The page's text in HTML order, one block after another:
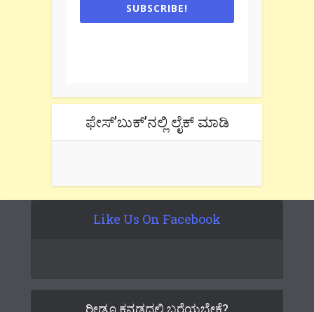
SUBSCRIBE!
ಫೇಸ್’ಬುಕ್’ನಲ್ಲಿ ಲೈಕ್ ಮಾಡಿ
Like Us On Facebook
ರೀಡೂ ಕನ್ನಡದಲ್ಲಿ ಬರೆಯಬೇಕೆ?